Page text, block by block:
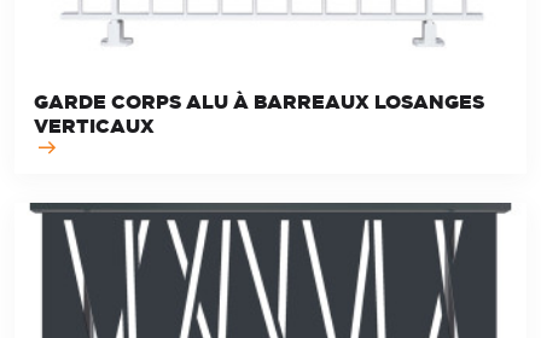
GARDE CORPS ALU À BARREAUX LOSANGES
VERTICAUX